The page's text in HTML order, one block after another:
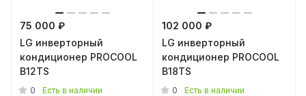
75 000 ₽
LG инверторный
кондиционер PROCOOL
B12TS
0 Есть в наличии
102 000 ₽
LG инверторный
кондиционер PROCOOL
B18TS
0 Есть в наличии